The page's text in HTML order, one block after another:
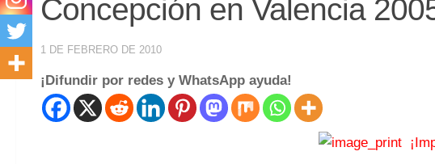
Concepción en Valencia
1 DE FEBRERO DE 2010
¡Difundir por redes y WhatsApp ayuda!